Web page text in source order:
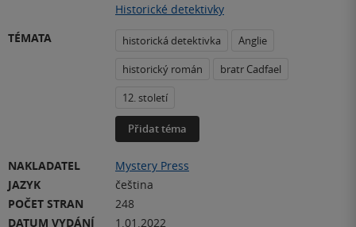
Historické detektivky
TÉMATA
historická detektivka
Anglie
historický román
bratr Cadfael
12. století
Přidat téma
NAKLADATEL
Mystery Press
JAZYK
čeština
POČET STRAN
248
DATUM VYDÁNÍ
1.01.2022